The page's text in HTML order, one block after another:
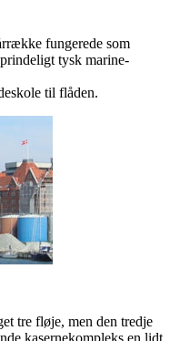
fungerede som
tysk marine-
til flåden.
tre fløje, men den tredje